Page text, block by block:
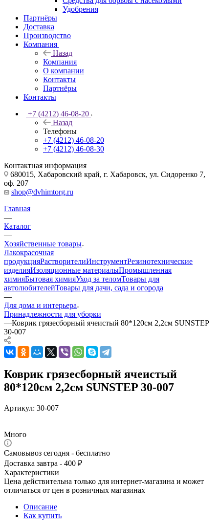
Удобрения
Партнёры
Доставка
Производство
Компания
Назад
Компания
О компании
Контакты
Партнёры
Контакты
+7 (4212) 46-08-20
Назад
Телефоны
+7 (4212) 46-08-20
+7 (4212) 46-08-30
Контактная информация
680015, Хабаровский край, г. Хабаровск, ул. Сидоренко 7,
оф. 207
shop@dvhimtorg.ru
Главная
—
Каталог
—
Хозяйственные товары
Лакокрасочная
продукцияРастворителиИнструментРезинотехнические
изделияИзоляционные материалыПромышленная
химияБытовая химияУход за теломТовары для
автолюбителейТовары для дачи, сада и огорода
—
Для дома и интерьера
Принадлежности для уборки
—Коврик грязесборный ячеистый 80*120см 2,2см SUNSTEP
30-007
Коврик грязесборный ячеистый
80*120см 2,2см SUNSTEP 30-007
Артикул: 30-007
Много
Самовывоз сегодня - бесплатно
Доставка завтра - 400 ₽
Характеристики
Цена действительна только для интернет-магазина и может
отличаться от цен в розничных магазинах
Описание
Как купить